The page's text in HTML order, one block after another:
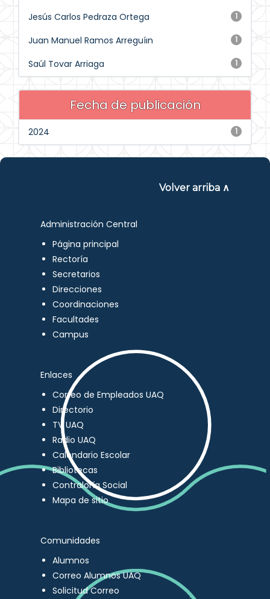
1
Jesús Carlos Pedraza Ortega
1
Juan Manuel Ramos Arreguíın
1
Saúl Tovar Arriaga
Fecha de publicación
1
2024
Volver arriba ∧
Administración Central
Página principal
Rectoría
Secretarios
Direcciones
Coordinaciones
Facultades
Campus
Enlaces
Correo de Empleados UAQ
Directorio
TV UAQ
Radio UAQ
Calendario Escolar
Bibliotecas
Contraloría Social
Mapa de sitio
Comunidades
Alumnos
Correo Alumnos UAQ
Solicitud Correo